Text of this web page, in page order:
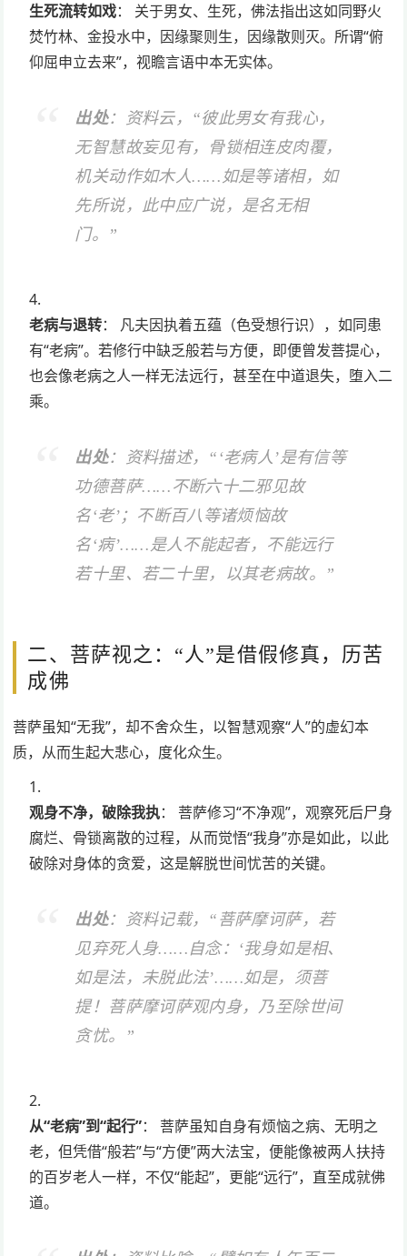
生死流转如戏： 关于男女、生死，佛法指出这如同野火
焚竹林、金投水中，因缘聚则生，因缘散则灭。所谓“俯
仰屈申立去来”，视瞻言语中本无实体。
出处：资料云，“彼此男女有我心，
无智慧故妄见有，骨锁相连皮肉覆，
机关动作如木人……如是等诸相，如
先所说，此中应广说，是名无相
门。”
老病与退转： 凡夫因执着五蕴（色受想行识），如同患
有“老病”。若修行中缺乏般若与方便，即便曾发菩提心，
也会像老病之人一样无法远行，甚至在中道退失，堕入二
乘。
出处：资料描述，“‘老病人’是有信等
功德菩萨……不断六十二邪见故
名‘老’；不断百八等诸烦恼故
名‘病’……是人不能起者，不能远行
若十里、若二十里，以其老病故。”
二、菩萨视之：“人”是借假修真，历苦
成佛
菩萨虽知“无我”，却不舍众生，以智慧观察“人”的虚幻本
质，从而生起大悲心，度化众生。
观身不净，破除我执： 菩萨修习“不净观”，观察死后尸身
腐烂、骨锁离散的过程，从而觉悟“我身”亦是如此，以此
破除对身体的贪爱，这是解脱世间忧苦的关键。
出处：资料记载，“菩萨摩诃萨，若
见弃死人身……自念：‘我身如是相、
如是法，未脱此法’……如是，须菩
提！菩萨摩诃萨观内身，乃至除世间
贪忧。”
从“老病”到“起行”： 菩萨虽知自身有烦恼之病、无明之
老，但凭借“般若”与“方便”两大法宝，便能像被两人扶持
的百岁老人一样，不仅“能起”，更能“远行”，直至成就佛
道。